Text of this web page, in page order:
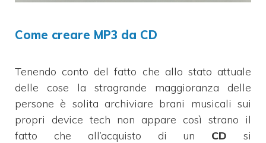
Come creare MP3 da CD
Tenendo conto del fatto che allo stato attuale
delle cose la stragrande maggioranza delle
persone è solita archiviare brani musicali sui
propri device tech non appare così strano il
fatto che all’acquisto di un CD si